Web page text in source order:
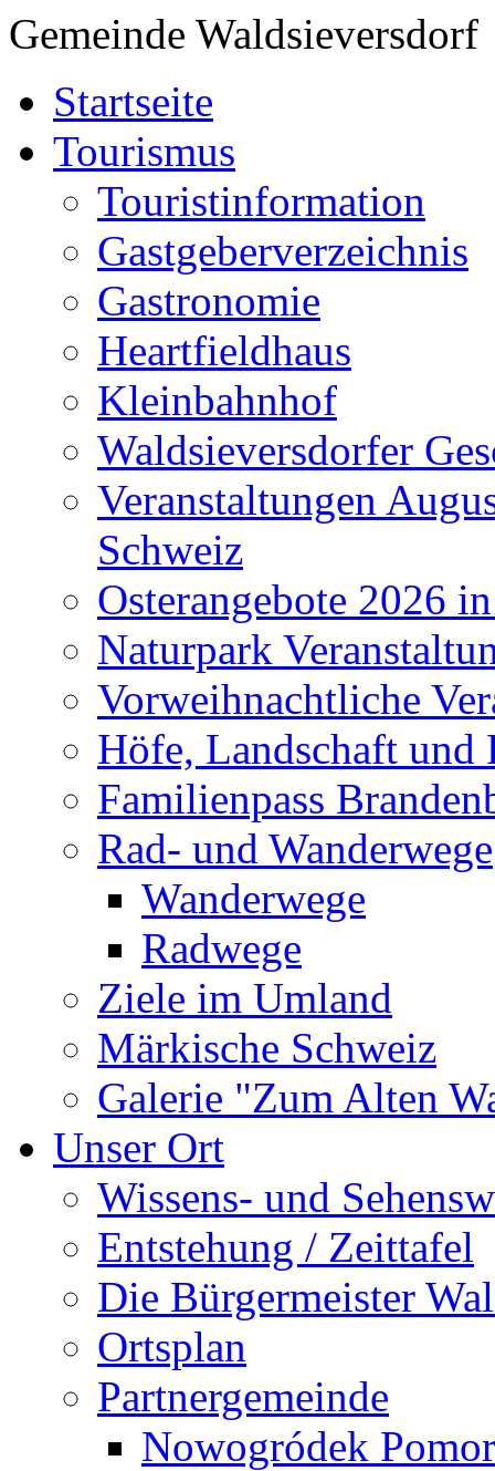
Gemeinde Waldsieversdorf
Startseite
Tourismus
Touristinformation
Gastgeberverzeichnis
Gastronomie
Heartfieldhaus
Kleinbahnhof
Waldsieversdorfer
Veranstaltungen
Schweiz
Osterangebote 2026
Naturpark
Vorweihnachtliche
Höfe, Landschaft und
Familienpass
Rad- und Wanderwege
Wanderwege
Radwege
Ziele im Umland
Märkische Schweiz
Galerie "Zum Alten
Unser Ort
Wissens- und
Entstehung / Zeittafel
Die Bürgermeister
Ortsplan
Partnergemeinde
Nowogródek